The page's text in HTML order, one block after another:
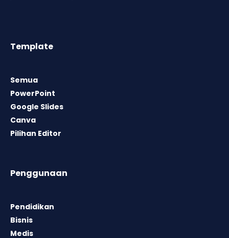
Template
Semua
PowerPoint
Google Slides
Canva
Pilihan Editor
Penggunaan
Pendidikan
Bisnis
Medis